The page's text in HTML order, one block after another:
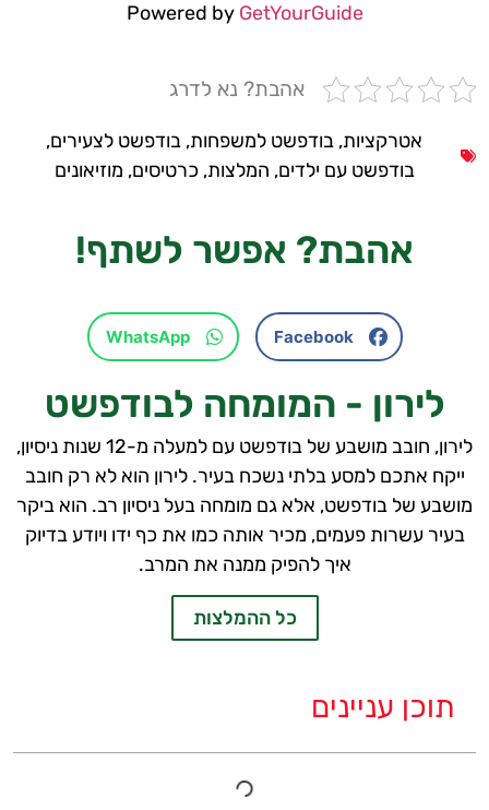
Powered by GetYourGuide
אהבת? נא לדרג
אטרקציות, בודפשט למשפחות, בודפשט לצעירים,
בודפשט עם ילדים, המלצות, כרטיסים, מוזיאונים
אהבת? אפשר לשתף!
Facebook
WhatsApp
לירון - המומחה לבודפשט
לירון, חובב מושבע של בודפשט עם למעלה מ-12 שנות ניסיון,
ייקח אתכם למסע בלתי נשכח בעיר. לירון הוא לא רק חובב
מושבע של בודפשט, אלא גם מומחה בעל ניסיון רב. הוא ביקר
בעיר עשרות פעמים, מכיר אותה כמו את כף ידו ויודע בדיוק
איך להפיק ממנה את המרב.
כל ההמלצות
תוכן עניינים